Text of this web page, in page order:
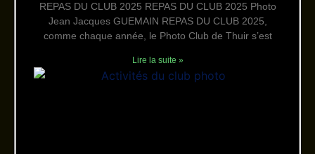
REPAS DU CLUB 2025 REPAS DU CLUB 2025 Photo
Jean Jacques GUEMAIN REPAS DU CLUB 2025,
comme chaque année, le Photo Club de Thuir s’est
Lire la suite »